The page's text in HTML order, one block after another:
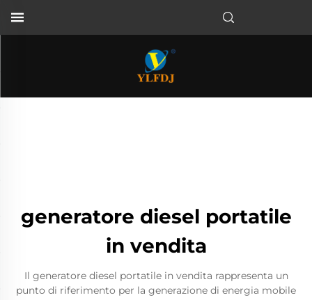
generatore diesel portatile
in vendita
Il generatore diesel portatile in vendita rappresenta un
punto di riferimento per la generazione di energia mobile